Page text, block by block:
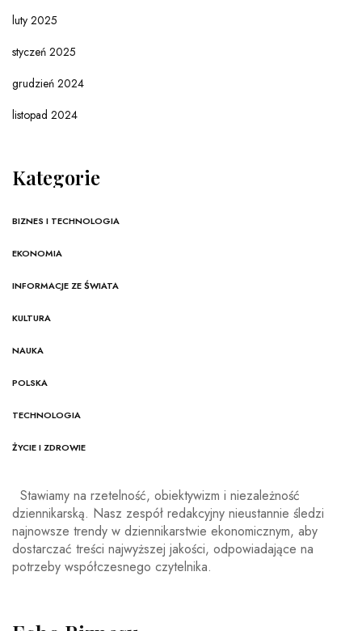
luty 2025
styczeń 2025
grudzień 2024
listopad 2024
Kategorie
BIZNES I TECHNOLOGIA
EKONOMIA
INFORMACJE ZE ŚWIATA
KULTURA
NAUKA
POLSKA
TECHNOLOGIA
ŻYCIE I ZDROWIE
Stawiamy na rzetelność, obiektywizm i niezależność
dziennikarską. Nasz zespół redakcyjny nieustannie śledzi
najnowsze trendy w dziennikarstwie ekonomicznym, aby
dostarczać treści najwyższej jakości, odpowiadające na
potrzeby współczesnego czytelnika.